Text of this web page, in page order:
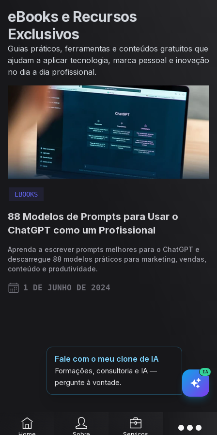
eBooks e Recursos
Exclusivos
Guias práticos, ferramentas e conteúdos gratuitos que
ajudam a aplicar tecnologia, marca pessoal e inovação
no dia a dia profissional.
EBOOKS
88 Modelos de Prompts para Usar o
ChatGPT como um Profissional
Aprenda a escrever prompts melhores para o ChatGPT e
descarregue 88 modelos práticos para marketing, vendas,
conteúdo e produtividade.
1 DE JUNHO DE 2024
Fale com o meu clone de IA
Formações, consultoria e IA —
pergunte à vontade.
IA